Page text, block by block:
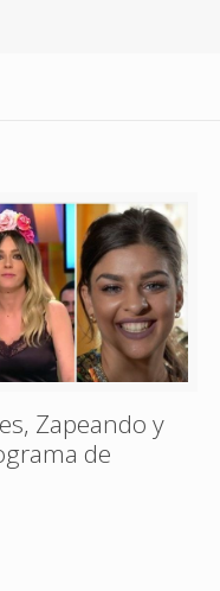
Zapeando y
de